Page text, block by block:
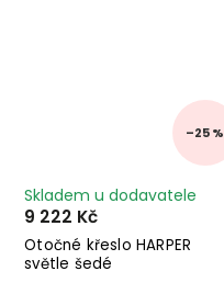
–25 %
Otočné křeslo HARPER
světle šedé
Skladem u dodavatele
9 222 Kč